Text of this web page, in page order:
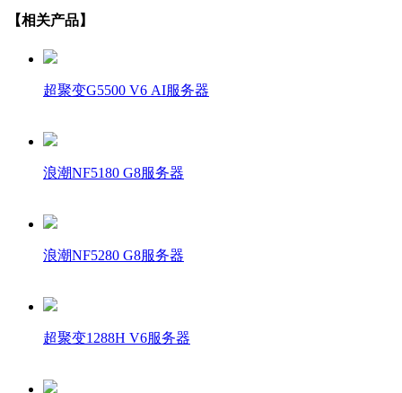
【相关产品】
超聚变G5500 V6 AI服务器
浪潮NF5180 G8服务器
浪潮NF5280 G8服务器
超聚变1288H V6服务器